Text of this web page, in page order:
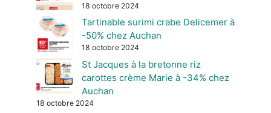
18 octobre 2024
Tartinable surimi crabe Delicemer à
-50% chez Auchan
18 octobre 2024
St Jacques à la bretonne riz
carottes crème Marie à -34% chez
Auchan
18 octobre 2024